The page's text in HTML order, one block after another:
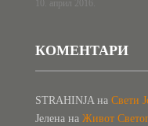
10. април 2016.
КОМЕНТАРИ
STRAHINJAна Свети
Јеленана Живот